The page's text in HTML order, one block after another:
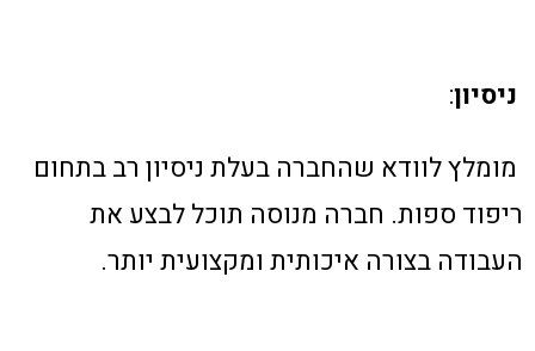
ניסיון:
מומלץ לוודא שהחברה בעלת ניסיון רב בתחום
ריפוד ספות. חברה מנוסה תוכל לבצע את
העבודה בצורה איכותית ומקצועית יותר.